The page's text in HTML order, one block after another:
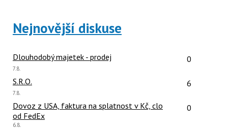
pro
předchozí
názor
Nejnovější diskuse
Dlouhodobý majetek - prodej Počet
0
Poslední
7.8.
S.R.O. Počet
6
Poslední
7.8.
Dovoz z USA, faktura na splatnost v Kč, clo
od FedEx
Počet
0
Poslední
6.8.